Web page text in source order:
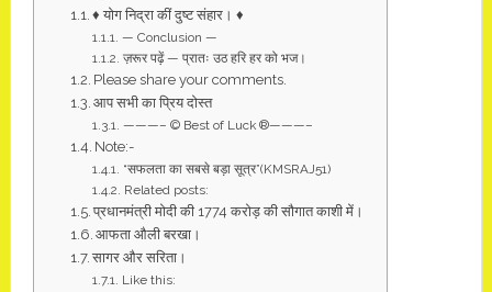
♦ योग निद्रा कीं दुष्ट संहार। ♦
— Conclusion —
ज़रूर पढ़ें — प्रातः उठ हरि हर को भज।
Please share your comments.
आप सभी का प्रिय दोस्त
———– © Best of Luck ®———–
Note:-
“सफलता का सबसे बड़ा सूत्र”(KMSRAJ51)
Related posts:
प्रधानमंत्री मोदी की 1774 करोड़ की सौगात काशी में।
आफता औली बरखा।
सागर और सरिता।
Like this: